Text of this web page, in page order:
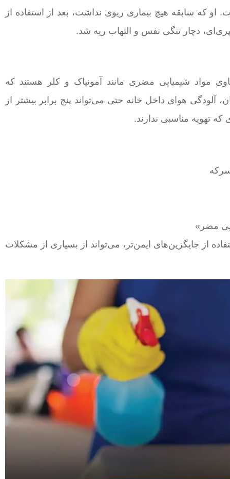
که سابقه هیچ بیماری ریوی نداشت، بعد از استفاده از
دچار تنگی نفس و التهاب ریه شد.
مواد شیمیایی مضری مانند آمونیاک و کلر هستند که
هوای داخل خانه حتی می‌تواند پنج برابر بیشتر از
تهویه مناسبی ندارند.
مضر»
از جایگزین‌های ایمن‌تر، می‌تواند از بسیاری از مشکلات